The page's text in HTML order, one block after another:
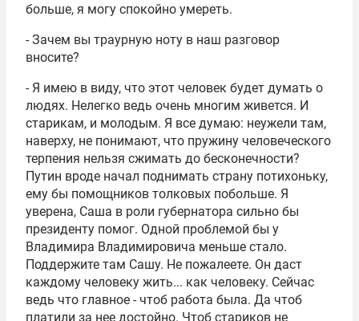
больше, я могу спокойно умереть.
- Зачем вы траурную ноту в наш разговор
вносите?
- Я имею в виду, что этот человек будет думать о
людях. Нелегко ведь очень многим живется. И
старикам, и молодым. Я все думаю: неужели там,
наверху, не понимают, что пружину человеческого
терпения нельзя сжимать до бесконечности?
Путин вроде начал поднимать страну потихоньку,
ему бы помощников толковых побольше. Я
уверена, Саша в роли губернатора сильно бы
президенту помог. Одной проблемой бы у
Владимира Владимировича меньше стало.
Поддержите там Сашу. Не пожалеете. Он даст
каждому человеку жить... как человеку. Сейчас
ведь что главное - чтоб работа была. Да чтоб
платили за нее достойно. Чтоб стариков не